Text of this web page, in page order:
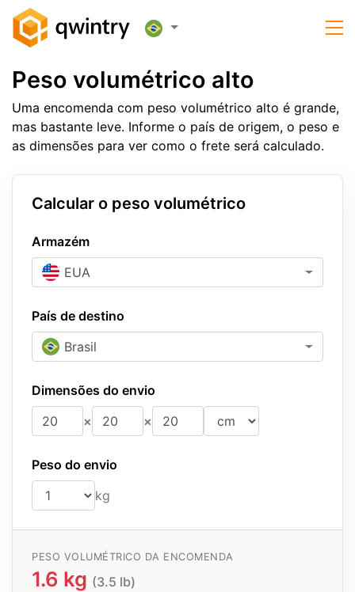
Peso volumétrico alto
Uma encomenda com peso volumétrico alto é grande,
mas bastante leve. Informe o país de origem, o peso e
as dimensões para ver como o frete será calculado.
Calcular o peso volumétrico
Armazém
EUA
País de destino
Brasil
Dimensões do envio
Comprimento
×
Largura
×
Altura
Dimensões do envio
Peso do envio
kg
PESO VOLUMÉTRICO DA ENCOMENDA
1.6 kg (3.5 lb)